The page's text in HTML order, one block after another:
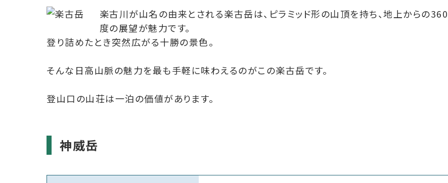
楽古川が山名の由来とされる楽古岳は、ピラミッド形の山頂を持ち、地上からの360
度の展望が魅力です。
登り詰めたとき突然広がる十勝の景色。
そんな日高山脈の魅力を最も手軽に味わえるのがこの楽古岳です。
登山口の山荘は一泊の価値があります。
神威岳